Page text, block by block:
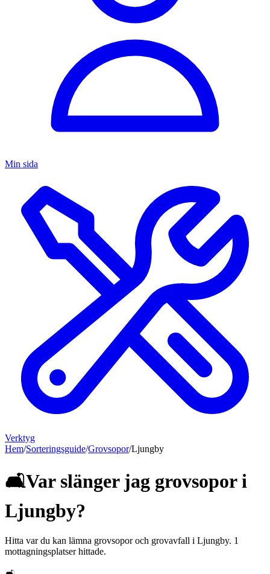
Min sida
Verktyg
Hem/Sorteringsguide/Grovsopor/Ljungby
🛋️Var slänger jag grovsopori
Ljungby?
Hitta var du kan lämna grovsopor och grovavfall i Ljungby. 1
mottagningsplatser hittade.